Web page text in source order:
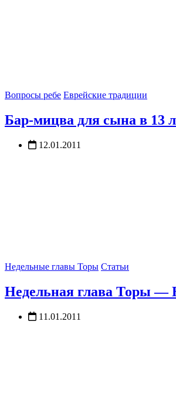
Вопросы ребе Еврейские традиции
Бар-мицва для сына в 13
12.01.2011
Недельные главы Торы Статьи
Недельная глава Торы —
11.01.2011